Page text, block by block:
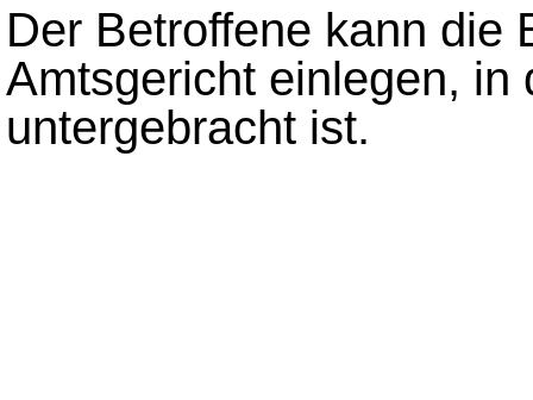
Der Betroffene kann die
Amtsgericht einlegen, in
untergebracht ist.